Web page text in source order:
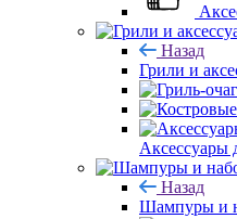
Назад
Грили и
Аксессуары
Назад
Шампуры и